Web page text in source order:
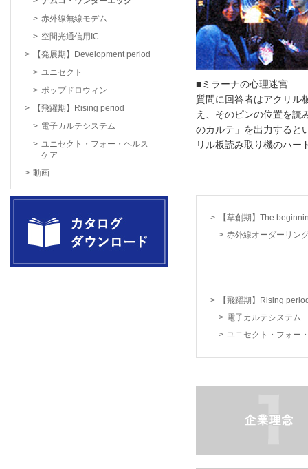
■ミラーナの心理迷宮
質問に回答者はアクリル
え、そのピンの位置を読
のカルテ」を出力すると
リル板読み取り機のハー
【草創期】The
赤外線オーダーリン
【飛躍期】Rising
電子カルテシステム
ユニセクト・フォー
赤外線無線モデム
空間光通信用IC
【発展期】Development period
ユニセクト
ポップドロウィン
【飛躍期】Rising period
電子カルテシステム
ユニセクト・フォー・ヘルス
ケア
動画